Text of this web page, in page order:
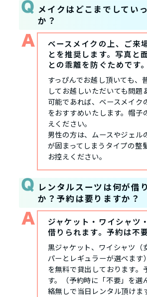
メイクはどこまでしてい
か？
ベースメイクの上、ご来
とを推奨します。写真と
との乖離を防ぐためです。
すっぴんでお越し頂いても、
してお越しいただいても問題
可能であれば、ベースメイク
をおすすめいたします。帽子
えください。
男性の方は、ムースやジェル
が固まってしまうタイプの整
お控えください。
レンタルスーツは何が借
か？予約は要りますか？
ジャケット・ワイシャツ
借りられます。予約は不要
黒ジャケット、ワイシャツ（
パーとレギュラーが選べます
を無料で貸出しております。
す。（予約時に「不要」を選
絡無しで当日レンタル頂け